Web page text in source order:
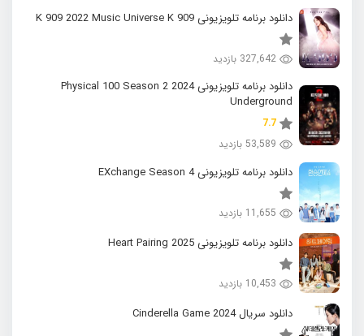
دانلود برنامه تلویزیونی K 909 2022 Music Universe K 909
327,642 بازدید
دانلود برنامه تلویزیونی 2024 Physical 100 Season 2
Underground
7.7
53,589 بازدید
دانلود برنامه تلویزیونی EXchange Season 4
11,655 بازدید
دانلود برنامه تلویزیونی 2025 Heart Pairing
10,453 بازدید
دانلود سریال 2024 Cinderella Game